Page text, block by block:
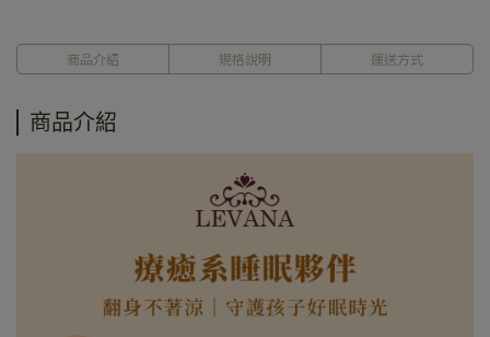
商品介紹 規格說明 運送方式
商品介紹